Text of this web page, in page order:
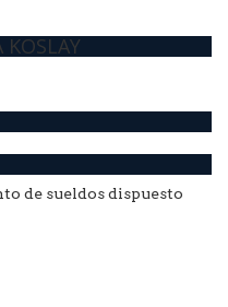
de sueldos dispuesto